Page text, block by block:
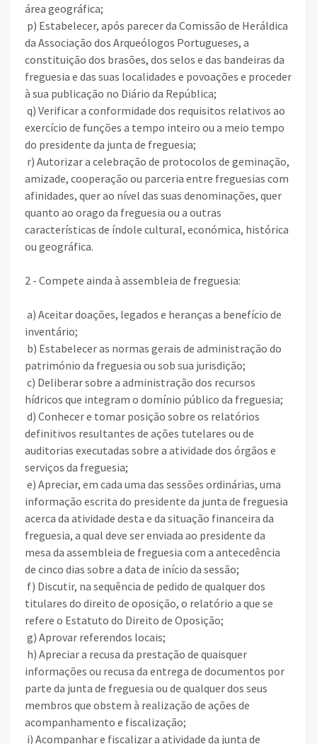
área geográfica;
p) Estabelecer, após parecer da Comissão de Heráldica
da Associação dos Arqueólogos Portugueses, a
constituição dos brasões, dos selos e das bandeiras da
freguesia e das suas localidades e povoações e proceder
à sua publicação no Diário da República;
q) Verificar a conformidade dos requisitos relativos ao
exercício de funções a tempo inteiro ou a meio tempo
do presidente da junta de freguesia;
r) Autorizar a celebração de protocolos de geminação,
amizade, cooperação ou parceria entre freguesias com
afinidades, quer ao nível das suas denominações, quer
quanto ao orago da freguesia ou a outras
características de índole cultural, económica, histórica
ou geográfica.
2 - Compete ainda à assembleia de freguesia:
a) Aceitar doações, legados e heranças a benefício de
inventário;
b) Estabelecer as normas gerais de administração do
património da freguesia ou sob sua jurisdição;
c) Deliberar sobre a administração dos recursos
hídricos que integram o domínio público da freguesia;
d) Conhecer e tomar posição sobre os relatórios
definitivos resultantes de ações tutelares ou de
auditorias executadas sobre a atividade dos órgãos e
serviços da freguesia;
e) Apreciar, em cada uma das sessões ordinárias, uma
informação escrita do presidente da junta de freguesia
acerca da atividade desta e da situação financeira da
freguesia, a qual deve ser enviada ao presidente da
mesa da assembleia de freguesia com a antecedência
de cinco dias sobre a data de início da sessão;
f) Discutir, na sequência de pedido de qualquer dos
titulares do direito de oposição, o relatório a que se
refere o Estatuto do Direito de Oposição;
g) Aprovar referendos locais;
h) Apreciar a recusa da prestação de quaisquer
informações ou recusa da entrega de documentos por
parte da junta de freguesia ou de qualquer dos seus
membros que obstem à realização de ações de
acompanhamento e fiscalização;
i) Acompanhar e fiscalizar a atividade da junta de